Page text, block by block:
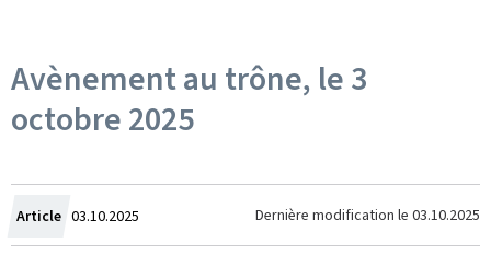
Avènement au trône, le 3
octobre 2025
Article Crée
le
03.10.2025 Dernière modification le 03.10.2025